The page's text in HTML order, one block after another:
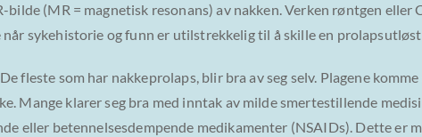
bilde (MR = magnetisk resonans) av nakken. Verken røntgen
sykehistorie og funn er utilstrekkelig til å skille en
fleste som har nakkeprolaps, blir bra av seg selv. Plagene
Mange klarer seg bra med inntak av milde smertestillende
eller betennelsesdempende medikamenter (NSAIDs). Dette